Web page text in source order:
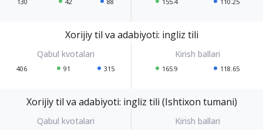
Xorijiy til va adabiyoti: ingliz tili
406 91 315 165.9 118.65
Xorijiy til va adabiyoti: ingliz tili (Ishtixon tumani)